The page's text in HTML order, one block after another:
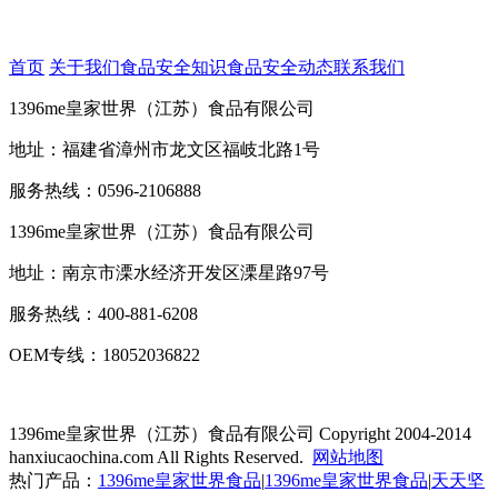
首页 关于我们食品安全知识食品安全动态联系我们
1396me皇家世界（江苏）食品有限公司
地址：福建省漳州市龙文区福岐北路1号
服务热线：0596-2106888
1396me皇家世界（江苏）食品有限公司
地址：南京市溧水经济开发区溧星路97号
服务热线：400-881-6208
OEM专线：18052036822
1396me皇家世界（江苏）食品有限公司 Copyright 2004-2014
hanxiucaochina.com All Rights Reserved.
网站地图
热门产品： 1396me皇家世界食品|1396me皇家世界食品|天天坚